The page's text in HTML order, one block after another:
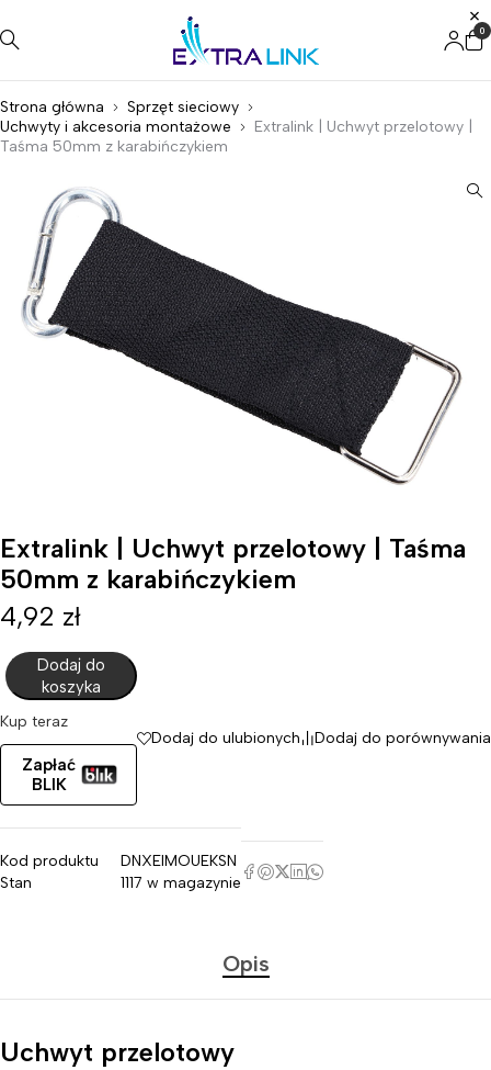
0
Strona główna
Sprzęt sieciowy
Uchwyty i akcesoria montażowe
Extralink | Uchwyt przelotowy |
Taśma 50mm z karabińczykiem
Extralink | Uchwyt przelotowy | Taśma
50mm z karabińczykiem
4,92 zł
Dodaj do
koszyka
Kup teraz
Zapłać
BLIK
Dodaj do ulubionych Dodaj do porównywania
Kod produktu
DNXEIMOUEKSN
Stan
1117 w magazynie
Opis
Uchwyt przelotowy